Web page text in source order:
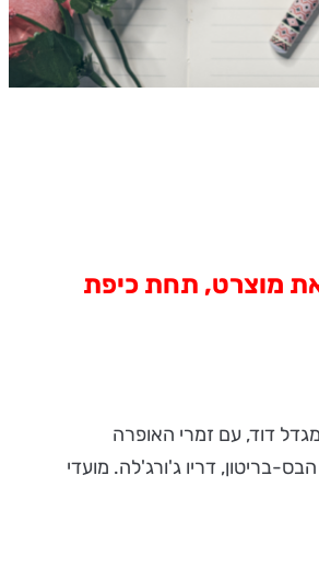
מוצרט, תחת כיפת
דוד, עם זמרי האופרה
בריטון, דריו ג'ורג'לה. מועדי